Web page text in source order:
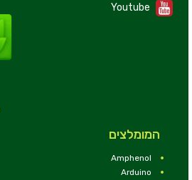
Youtube
המומלצים
Amphenol
Arduino